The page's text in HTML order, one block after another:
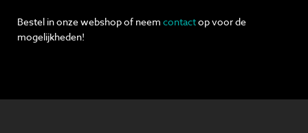
Bestel in onze webshop of neem contactop voor de
mogelijkheden!